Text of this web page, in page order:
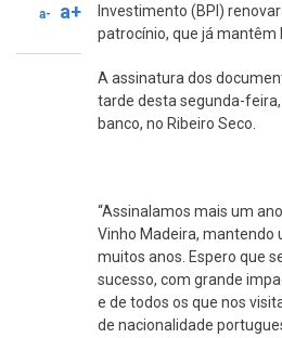
a- a+
Investimento (BPI)
patrocínio, que já mantêm
A assinatura dos
tarde desta segunda-
banco, no Ribeiro Seco.
“Assinalamos mais um
Vinho Madeira, mantendo
muitos anos. Espero que
sucesso, com grande
e de todos os que nos
de nacionalidade